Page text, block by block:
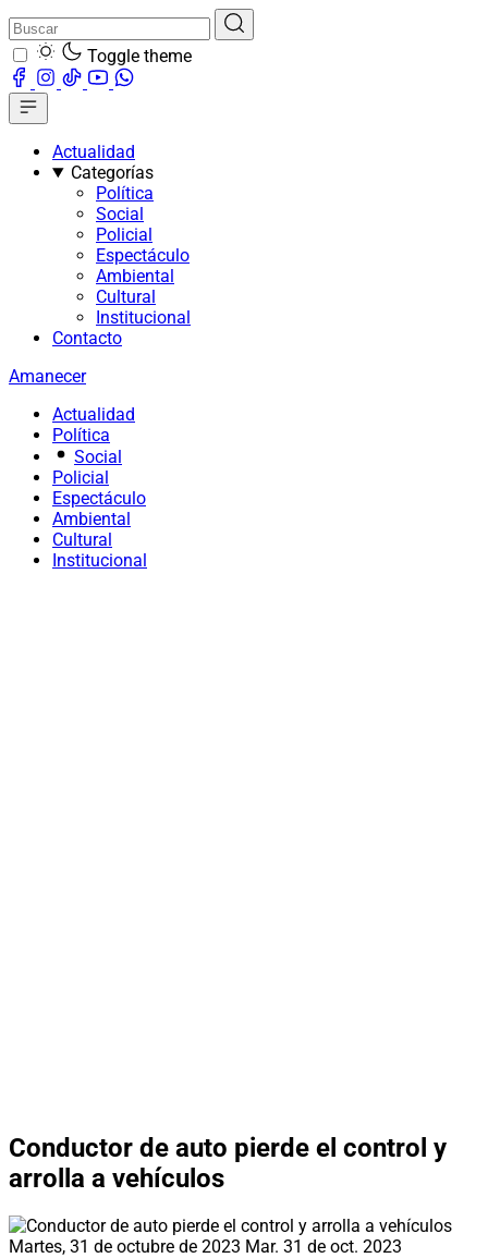
Toggle theme
Actualidad
Categorías
Política
Social
Policial
Espectáculo
Ambiental
Cultural
Institucional
Contacto
Amanecer
Actualidad
Política
Social
Policial
Espectáculo
Ambiental
Cultural
Institucional
Conductor de auto pierde el control y
arrolla a vehículos
Martes, 31 de octubre de 2023 Mar. 31 de oct. 2023